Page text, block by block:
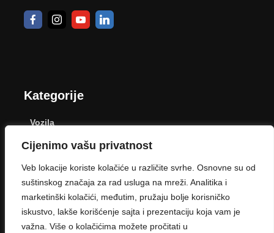
Cijenimo vašu privatnost
Veb lokacije koriste kolačiće u različite svrhe. Osnovne su od
suštinskog značaja za rad usluga na mreži. Analitika i
marketinški kolačići, međutim, pružaju bolje korisničko
iskustvo, lakše korišćenje sajta i prezentaciju koja vam je
važna. Više o kolačićima možete pročitati u
Kategorije
Vozila
Dom
Poljoprivreda
Zdravlje
Život